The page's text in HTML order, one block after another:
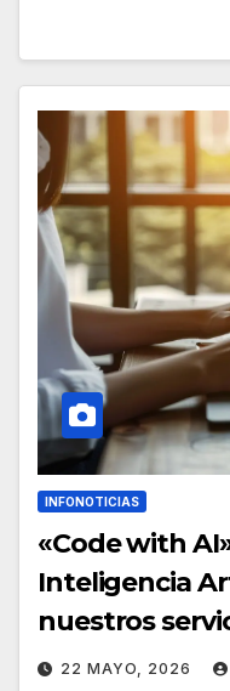
INFONOTICIAS
«Code with
Inteligencia
nuestros
22 MAYO, 2026